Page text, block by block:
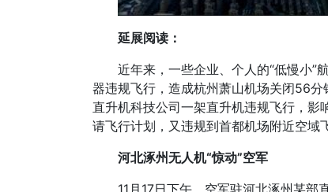
延展阅读：
近年来，一些企业、个人的“低慢小”
器违规飞行，造成杭州萧山机场关闭56
直升机科技公司一架直升机违规飞行，影
请飞行计划，又违规到首都机场附近空域
河北涿州无人机“惊动”空军
11月17日下午，空军驻河北涿州某